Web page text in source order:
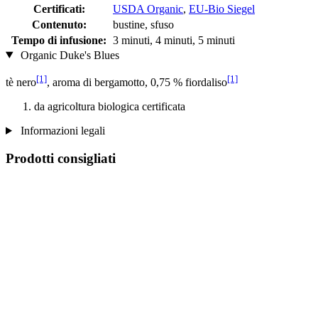
Certificati:
USDA Organic, EU-Bio Siegel
Contenuto:
bustine, sfuso
Tempo di infusione: 3 minuti, 4 minuti, 5 minuti
Organic Duke's Blues
tè nero[1], aroma di bergamotto, 0,75 % fiordaliso[1]
da agricoltura biologica certificata
Informazioni legali
Prodotti consigliati